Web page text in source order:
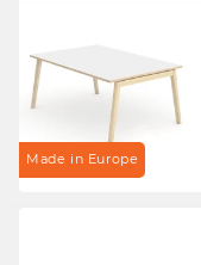
Made in Europe